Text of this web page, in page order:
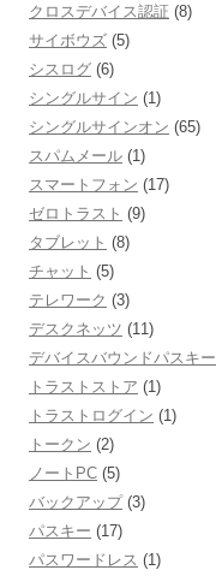
クロスデバイス認証 (8)
サイボウズ (5)
シスログ (6)
シングルサイン (1)
シングルサインオン (65)
スパムメール (1)
スマートフォン (17)
ゼロトラスト (9)
タブレット (8)
チャット (5)
テレワーク (3)
デスクネッツ (11)
デバイスバウンドパスキー
トラストストア (1)
トラストログイン (1)
トークン (2)
ノートPC (5)
バックアップ(3)
パスキー (17)
パスワードレス (1)